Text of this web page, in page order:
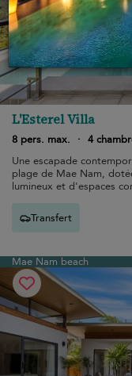
L'Esterel Villa
8 pers. max.
· 4
Une escapade
plage de Mae Nam,
lumineux et d'espaces
Transfert
Mae Nam beach